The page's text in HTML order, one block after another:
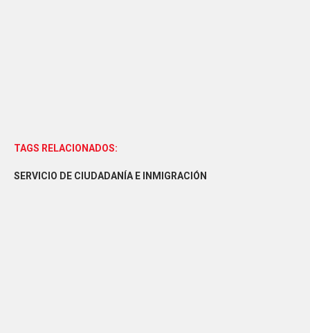
TAGS RELACIONADOS:
SERVICIO DE CIUDADANÍA E INMIGRACIÓN